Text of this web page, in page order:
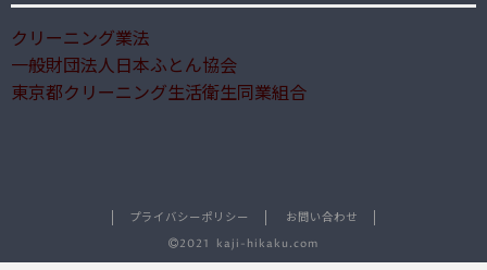
クリーニング業法
一般財団法人日本ふとん協会
東京都クリーニング生活衛生同業組合
プライバシーポリシー
お問い合わせ
2021 kaji-hikaku.com